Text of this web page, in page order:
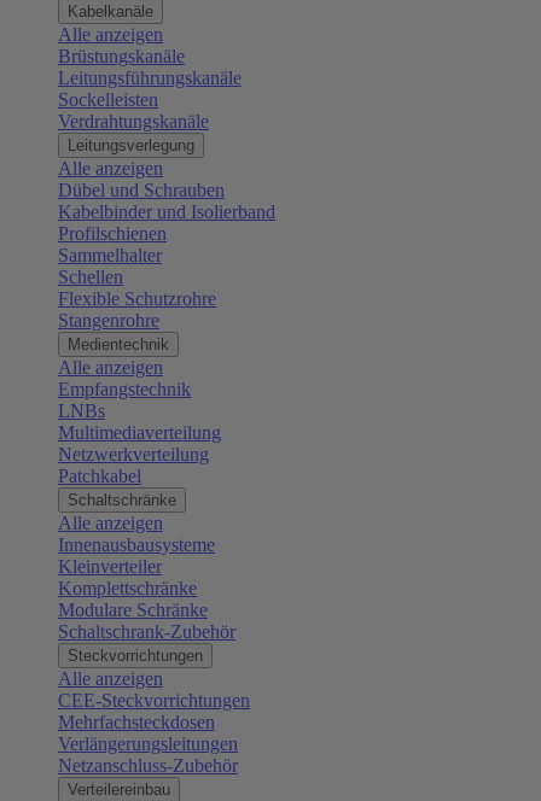
Kabelkanäle
Alle anzeigen
Brüstungskanäle
Leitungsführungskanäle
Sockelleisten
Verdrahtungskanäle
Leitungsverlegung
Alle anzeigen
Dübel und Schrauben
Kabelbinder und Isolierband
Profilschienen
Sammelhalter
Schellen
Flexible Schutzrohre
Stangenrohre
Medientechnik
Alle anzeigen
Empfangstechnik
LNBs
Multimediaverteilung
Netzwerkverteilung
Patchkabel
Schaltschränke
Alle anzeigen
Innenausbausysteme
Kleinverteiler
Komplettschränke
Modulare Schränke
Schaltschrank-Zubehör
Steckvorrichtungen
Alle anzeigen
CEE-Steckvorrichtungen
Mehrfachsteckdosen
Verlängerungsleitungen
Netzanschluss-Zubehör
Verteilereinbau